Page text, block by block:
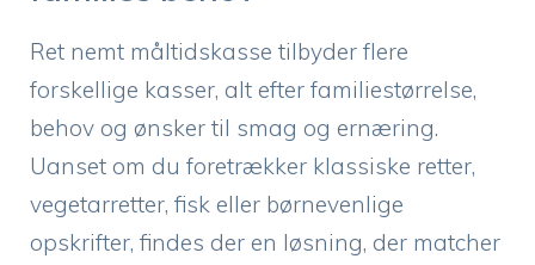
Ret nemt måltidskasse tilbyder flere
forskellige kasser, alt efter familiestørrelse,
behov og ønsker til smag og ernæring.
Uanset om du foretrækker klassiske retter,
vegetarretter, fisk eller børnevenlige
opskrifter, findes der en løsning, der matcher